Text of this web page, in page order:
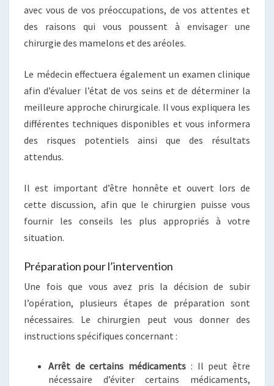
avec vous de vos préoccupations, de vos attentes et
des raisons qui vous poussent à envisager une
chirurgie des mamelons et des aréoles.
Le médecin effectuera également un examen clinique
afin d’évaluer l’état de vos seins et de déterminer la
meilleure approche chirurgicale. Il vous expliquera les
différentes techniques disponibles et vous informera
des risques potentiels ainsi que des résultats
attendus.
Il est important d’être honnête et ouvert lors de
cette discussion, afin que le chirurgien puisse vous
fournir les conseils les plus appropriés à votre
situation.
Préparation pour l’intervention
Une fois que vous avez pris la décision de subir
l’opération, plusieurs étapes de préparation sont
nécessaires. Le chirurgien peut vous donner des
instructions spécifiques concernant :
Arrêt de certains médicaments : Il peut être
nécessaire d’éviter certains médicaments,